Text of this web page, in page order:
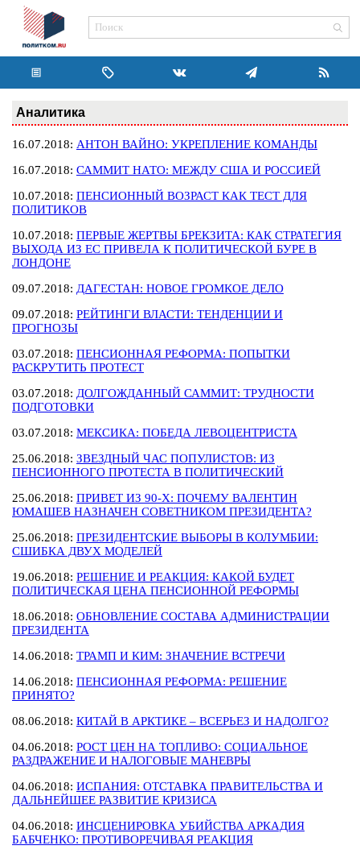
Аналитика
16.07.2018: АНТОН ВАЙНО: УКРЕПЛЕНИЕ КОМАНДЫ
16.07.2018: САММИТ НАТО: МЕЖДУ США И РОССИЕЙ
10.07.2018: ПЕНСИОННЫЙ ВОЗРАСТ КАК ТЕСТ ДЛЯ
ПОЛИТИКОВ
10.07.2018: ПЕРВЫЕ ЖЕРТВЫ БРЕКЗИТА: КАК СТРАТЕГИЯ
ВЫХОДА ИЗ ЕС ПРИВЕЛА К ПОЛИТИЧЕСКОЙ БУРЕ В
ЛОНДОНЕ
09.07.2018: ДАГЕСТАН: НОВОЕ ГРОМКОЕ ДЕЛО
09.07.2018: РЕЙТИНГИ ВЛАСТИ: ТЕНДЕНЦИИ И
ПРОГНОЗЫ
03.07.2018: ПЕНСИОННАЯ РЕФОРМА: ПОПЫТКИ
РАСКРУТИТЬ ПРОТЕСТ
03.07.2018: ДОЛГОЖДАННЫЙ САММИТ: ТРУДНОСТИ
ПОДГОТОВКИ
03.07.2018: МЕКСИКА: ПОБЕДА ЛЕВОЦЕНТРИСТА
25.06.2018: ЗВЕЗДНЫЙ ЧАС ПОПУЛИСТОВ: ИЗ
ПЕНСИОННОГО ПРОТЕСТА В ПОЛИТИЧЕСКИЙ
25.06.2018: ПРИВЕТ ИЗ 90-Х: ПОЧЕМУ ВАЛЕНТИН
ЮМАШЕВ НАЗНАЧЕН СОВЕТНИКОМ ПРЕЗИДЕНТА?
25.06.2018: ПРЕЗИДЕНТСКИЕ ВЫБОРЫ В КОЛУМБИИ:
СШИБКА ДВУХ МОДЕЛЕЙ
19.06.2018: РЕШЕНИЕ И РЕАКЦИЯ: КАКОЙ БУДЕТ
ПОЛИТИЧЕСКАЯ ЦЕНА ПЕНСИОННОЙ РЕФОРМЫ
18.06.2018: ОБНОВЛЕНИЕ СОСТАВА АДМИНИСТРАЦИИ
ПРЕЗИДЕНТА
14.06.2018: ТРАМП И КИМ: ЗНАЧЕНИЕ ВСТРЕЧИ
14.06.2018: ПЕНСИОННАЯ РЕФОРМА: РЕШЕНИЕ
ПРИНЯТО?
08.06.2018: КИТАЙ В АРКТИКЕ – ВСЕРЬЕЗ И НАДОЛГО?
04.06.2018: РОСТ ЦЕН НА ТОПЛИВО: СОЦИАЛЬНОЕ
РАЗДРАЖЕНИЕ И НАЛОГОВЫЕ МАНЕВРЫ
04.06.2018: ИСПАНИЯ: ОТСТАВКА ПРАВИТЕЛЬСТВА И
ДАЛЬНЕЙШЕЕ РАЗВИТИЕ КРИЗИСА
04.06.2018: ИНСЦЕНИРОВКА УБИЙСТВА АРКАДИЯ
БАБЧЕНКО: ПРОТИВОРЕЧИВАЯ РЕАКЦИЯ